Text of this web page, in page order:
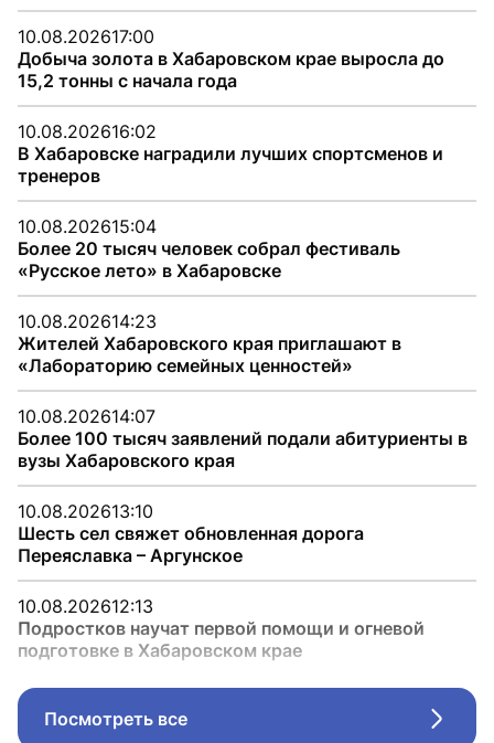
10.08.202617:00
Добыча золота в Хабаровском крае выросла до
15,2 тонны с начала года
10.08.202616:02
В Хабаровске наградили лучших спортсменов и
тренеров
10.08.202615:04
Более 20 тысяч человек собрал фестиваль
«Русское лето» в Хабаровске
10.08.202614:23
Жителей Хабаровского края приглашают в
«Лабораторию семейных ценностей»
10.08.202614:07
Более 100 тысяч заявлений подали абитуриенты в
вузы Хабаровского края
10.08.202613:10
Шесть сел свяжет обновленная дорога
Переяславка – Аргунское
10.08.202612:13
Подростков научат первой помощи и огневой
подготовке в Хабаровском крае
Посмотреть все